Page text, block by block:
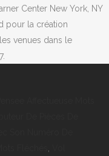
Center New York, NY
pour la création
venues dans le